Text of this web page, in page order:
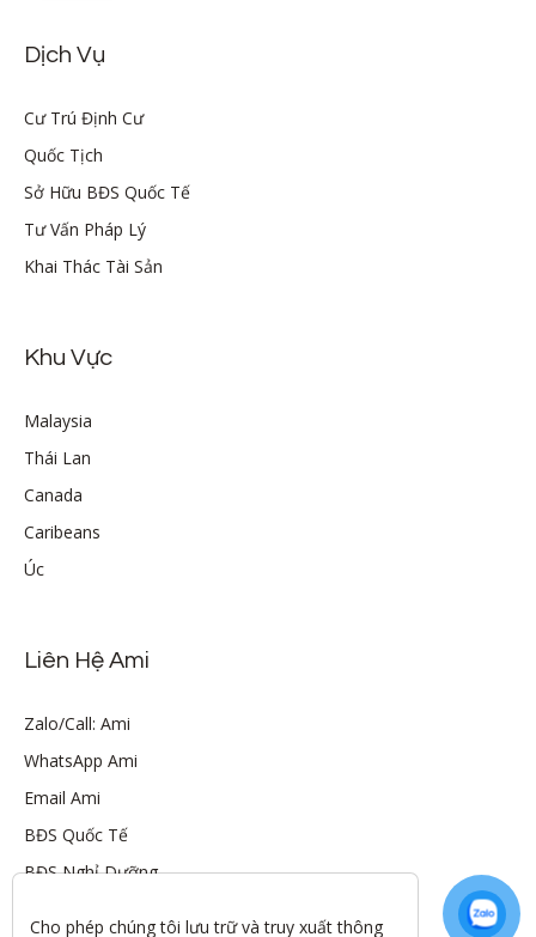
Dịch Vụ
Cư Trú Định Cư
Quốc Tịch
Sở Hữu BĐS Quốc Tế
Tư Vấn Pháp Lý
Khai Thác Tài Sản
Khu Vực
Malaysia
Thái Lan
Canada
Caribeans
Úc
Liên Hệ Ami
Zalo/Call: Ami
WhatsApp Ami
Email Ami
BĐS Quốc Tế
BĐS Nghỉ Dưỡng
Cho phép chúng tôi lưu trữ và truy xuất thông